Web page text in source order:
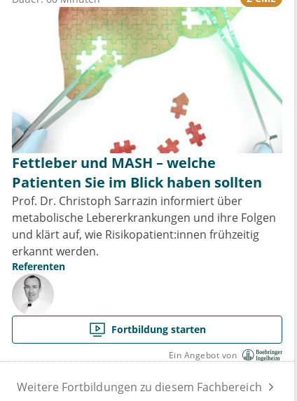
Fettleber und MASH – welche
Patienten Sie im Blick haben sollten
Prof. Dr. Christoph Sarrazin informiert über
metabolische Lebererkrankungen und ihre Folgen
und klärt auf, wie Risikopatient:innen frühzeitig
erkannt werden.
Referenten
Fortbildung starten
Ein Angebot von
Weitere Fortbildungen zu diesem Fachbereich